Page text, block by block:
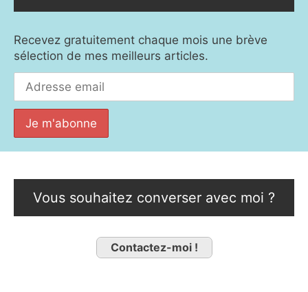
Recevez gratuitement chaque mois une brève
sélection de mes meilleurs articles.
Vous souhaitez converser avec moi ?
Contactez-moi !